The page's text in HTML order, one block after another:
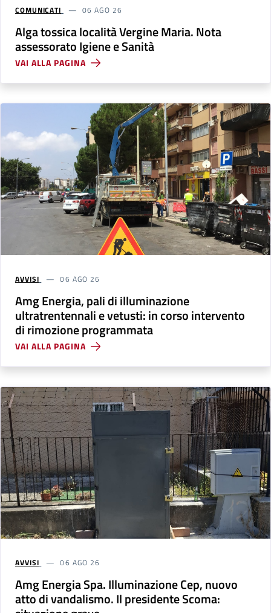
COMUNICATI 06 AGO 26
Alga tossica località Vergine Maria. Nota
assessorato Igiene e Sanità
VAI ALLA PAGINA
AVVISI 06 AGO 26
Amg Energia, pali di illuminazione
ultratrentennali e vetusti: in corso intervento
di rimozione programmata
VAI ALLA PAGINA
AVVISI 06 AGO 26
Amg Energia Spa. Illuminazione Cep, nuovo
atto di vandalismo. Il presidente Scoma: